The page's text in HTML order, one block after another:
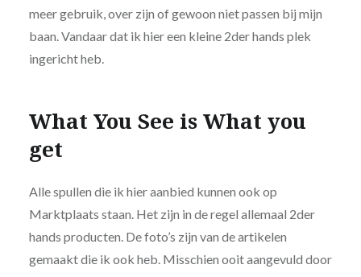
meer gebruik, over zijn of gewoon niet passen bij mijn
baan. Vandaar dat ik hier een kleine 2der hands plek
ingericht heb.
What You See is What you
get
Alle spullen die ik hier aanbied kunnen ook op
Marktplaats staan. Het zijn in de regel allemaal 2der
hands producten. De foto’s zijn van de artikelen
gemaakt die ik ook heb. Misschien ooit aangevuld door